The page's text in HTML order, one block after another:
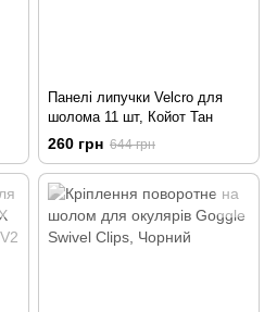
Панелі липучки Velcro для
шолома 11 шт, Койот Тан
260 грн 644 грн